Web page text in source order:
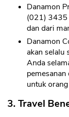
Danamon
(021) 3435
dan dari
Danamon
akan selalu
Anda
untuk
3. Travel